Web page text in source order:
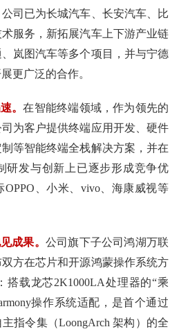
司已为长城汽车、长安汽车、比
服务，新拓展汽车上下游产业链
岚图汽车等多个项目，并与宁德
更广泛的合作。
。在智能终端领域，作为领先的
为客户提供终端应用开发、硬件
等智能终端全栈解决方案，并在
研发与创新上已逐步形成竞争优
、小米、vivo、海康威视等
成果。 公司旗下子公司鸿湖万联
方在芯片和开源鸿蒙操作系统方
搭载龙芯2K1000LA处理器的“乘
操作系统适配，是首个通过
指令集（LoongArch 架构）的全